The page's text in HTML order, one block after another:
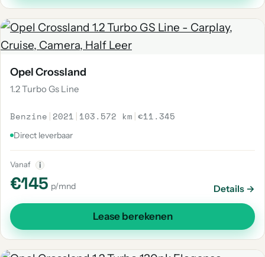
Opel Crossland
1.2 Turbo Gs Line
Benzine | 2021 | 103.572 km |€11.345
Direct leverbaar
Vanaf i
€145 p/mnd Details →
Lease berekenen